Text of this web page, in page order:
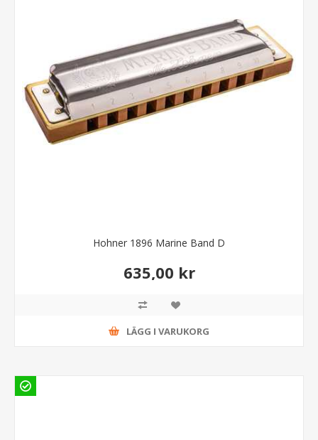
Hohner 1896 Marine Band D
635,00 kr
LÄGG I VARUKORG